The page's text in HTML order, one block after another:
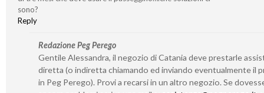
sono?
Reply
Redazione Peg Perego
Gentile Alessandra, il negozio di Catania deve prestarle
diretta (o indiretta chiamando ed inviando eventualmente il
in Peg Perego). Provi a recarsi in un altro negozio. Se